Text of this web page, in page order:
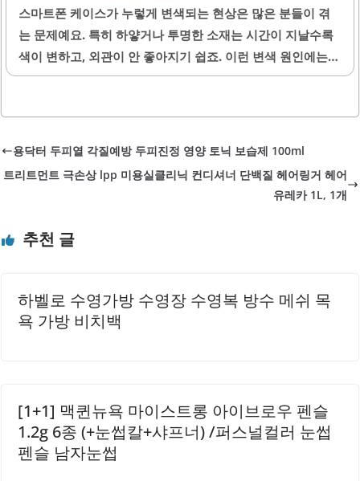
스마트폰 케이스가 누렇게 변색되는 현상은 많은 분들이 겪
는 문제예요. 특히 하얗거나 투명한 소재는 시간이 지날수록
색이 변하고, 외관이 안 좋아지기 쉽죠. 이런 변색 원인에는
자외선, 피지, 그리고 케이스 소재와의 화학 반응이 있어요.
살펴보고, 변색을 늦추는 방법도 알려드릴게요.1. 자외선(UV)
이 케이스 변색에 미치는 영향스마트폰 케이스가 누렇게 변
자외선은 케이스 소재 속에 있는 화학물질과 반응해 색이 바
는 자외선 영향에 더 쉽게 노출되어 누렇게 변색되기 쉽답니
다.케이스가 창가나 야외에 자주 노출되면 자외선이 케이스
용닥터 두피열 각질예방 두피진정 영양 토닉 보습제 100ml
트리트먼트 극손상 lpp 미용실클리닉 컨디셔너 단백질 헤어링거 헤어
유레카 1L, 1개
추천 글
하벨로 수영가방 수영장 수영복 방수 메쉬 목
욕 가방 비치백
[1+1] 맥퀸뉴욕 마이스트롱 아이브로우 펜슬
1.2g 6종 (+눈썹칼+샤프너) /퍼스널컬러 눈썹
펜슬 남자눈썹